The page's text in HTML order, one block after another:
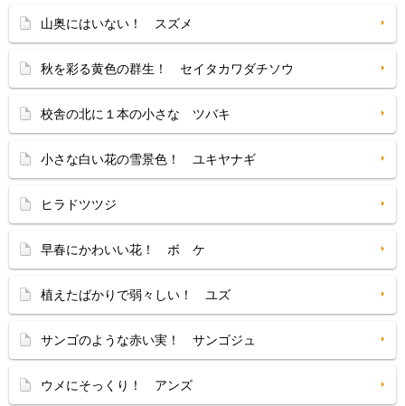
山奥にはいない！ スズメ
秋を彩る黄色の群生！ セイタカワダチソウ
校舎の北に１本の小さな ツバキ
小さな白い花の雪景色！ ユキヤナギ
ヒラドツツジ
早春にかわいい花！ ボ ケ
植えたばかりで弱々しい！ ユズ
サンゴのような赤い実！ サンゴジュ
ウメにそっくり！ アンズ